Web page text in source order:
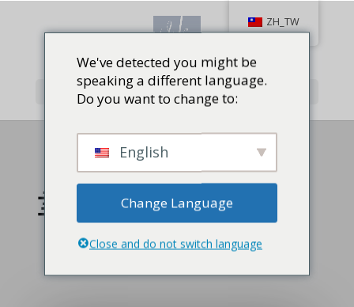
Select Page
書評
ZH_TW
We've detected you might be
speaking a different language.
Do you want to change to:
English
Change Language
Close and do not switch language